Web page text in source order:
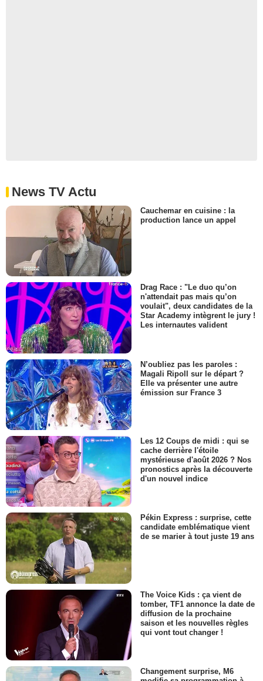
News TV Actu
Cauchemar en cuisine : la
production lance un appel
Drag Race : "Le duo qu’on
n'attendait pas mais qu’on
voulait", deux candidates de la
Star Academy intègrent le jury !
Les internautes valident
N’oubliez pas les paroles :
Magali Ripoll sur le départ ?
Elle va présenter une autre
émission sur France 3
Les 12 Coups de midi : qui se
cache derrière l'étoile
mystérieuse d'août 2026 ? Nos
pronostics après la découverte
d'un nouvel indice
Pékin Express : surprise, cette
candidate emblématique vient
de se marier à tout juste 19 ans
The Voice Kids : ça vient de
tomber, TF1 annonce la date de
diffusion de la prochaine
saison et les nouvelles règles
qui vont tout changer !
Changement surprise, M6